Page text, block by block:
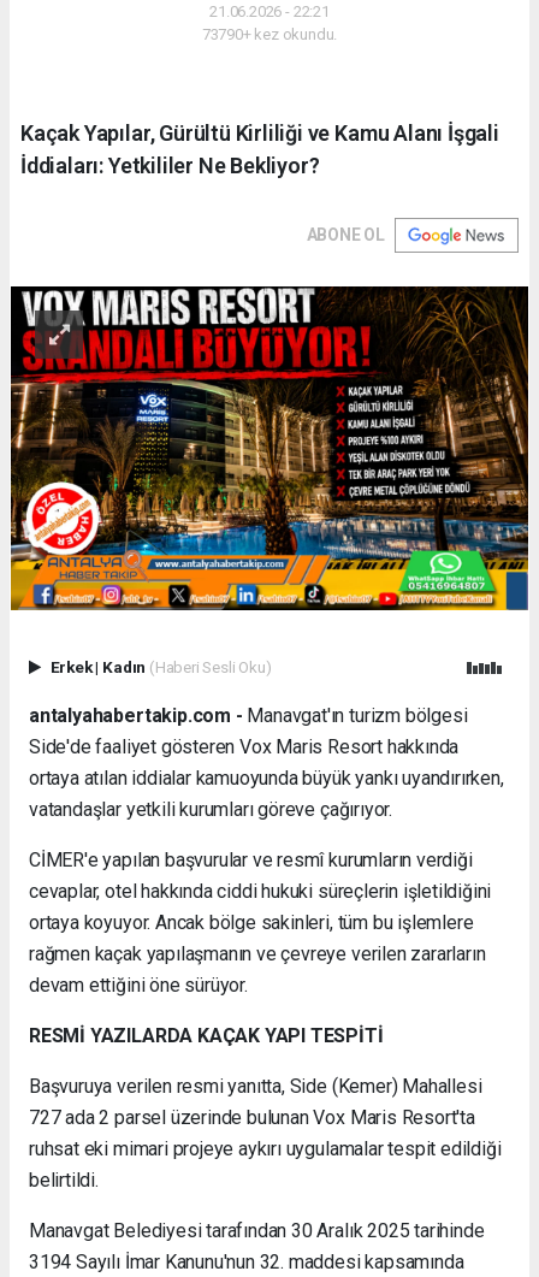
21.06.2026 - 22:21
73790+ kez okundu.
Kaçak Yapılar, Gürültü Kirliliği ve Kamu Alanı İşgali
İddiaları: Yetkililer Ne Bekliyor?
ABONE OL
Erkek| Kadın (Haberi Sesli Oku)
antalyahabertakip.com - Manavgat'ın turizm bölgesi
Side'de faaliyet gösteren Vox Maris Resort hakkında
ortaya atılan iddialar kamuoyunda büyük yankı uyandırırken,
vatandaşlar yetkili kurumları göreve çağırıyor.
CİMER'e yapılan başvurular ve resmî kurumların verdiği
cevaplar, otel hakkında ciddi hukuki süreçlerin işletildiğini
ortaya koyuyor. Ancak bölge sakinleri, tüm bu işlemlere
rağmen kaçak yapılaşmanın ve çevreye verilen zararların
devam ettiğini öne sürüyor.
RESMİ YAZILARDA KAÇAK YAPI TESPİTİ
Başvuruya verilen resmi yanıtta, Side (Kemer) Mahallesi
727 ada 2 parsel üzerinde bulunan Vox Maris Resort'ta
ruhsat eki mimari projeye aykırı uygulamalar tespit edildiği
belirtildi.
Manavgat Belediyesi tarafından 30 Aralık 2025 tarihinde
3194 Sayılı İmar Kanunu'nun 32. maddesi kapsamında